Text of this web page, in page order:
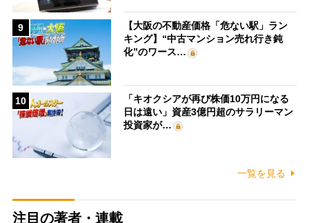
9
【大阪の不動産価格「危ない駅」ラン
キング】“中古マンション売れ行き鈍
化”のワース…
10
「キオクシアが再び株価10万円になる
日は遠い」資産3億円超のサラリーマン
投資家が…
一覧を見る
注目の著者・連載